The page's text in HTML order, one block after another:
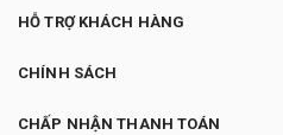
HỖ TRỢ KHÁCH HÀNG
CHÍNH SÁCH
CHẤP NHẬN THANH TOÁN